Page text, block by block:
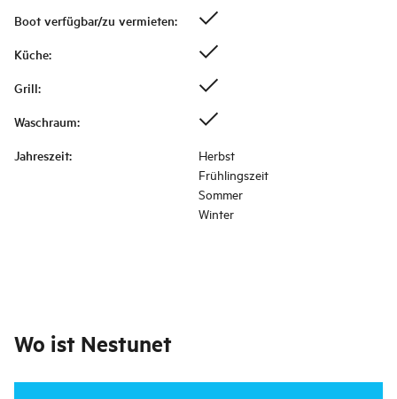
Boot verfügbar/zu vermieten:
Küche:
Grill:
Waschraum:
Jahreszeit:
Herbst
Frühlingszeit
Sommer
Winter
Wo ist Nestunet